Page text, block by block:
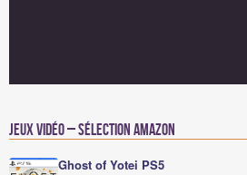
Jeux vidéo – Sélection Amazon
Ghost of Yotei PS5